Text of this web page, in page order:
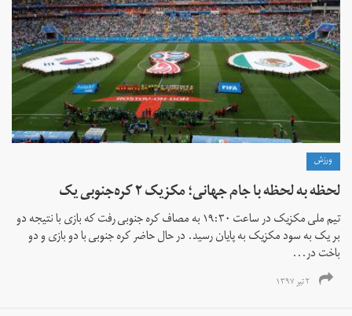
ورزش
لحظه به لحظه با جام جهانی؛ مکزیک ۲ کره‌جنوبی یک
تیم ملی مکزیک در ساعت ۱۹:۳۰ به مصاف کره جنوبی رفت که بازی با نتیجه دو
بر یک به سود مکزیک به پایان رسید. در حال حاضر کره جنوبی با دو بازی و دو
باخت در...
۲ تیر ۱۳۹۷